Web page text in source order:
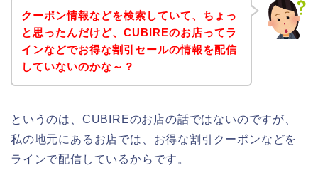
クーポン情報などを検索していて、ちょっ
と思ったんだけど、CUBIREのお店ってラ
インなどでお得な割引セールの情報を配信
していないのかな～？
というのは、CUBIREのお店の話ではないのですが、
私の地元にあるお店では、お得な割引クーポンなどを
ラインで配信しているからです。